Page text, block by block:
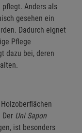
Anders als
gesehen ein
Dadurch eignet
Pflege
dazu bei, deren
Der Uni Sapon
ist besonders